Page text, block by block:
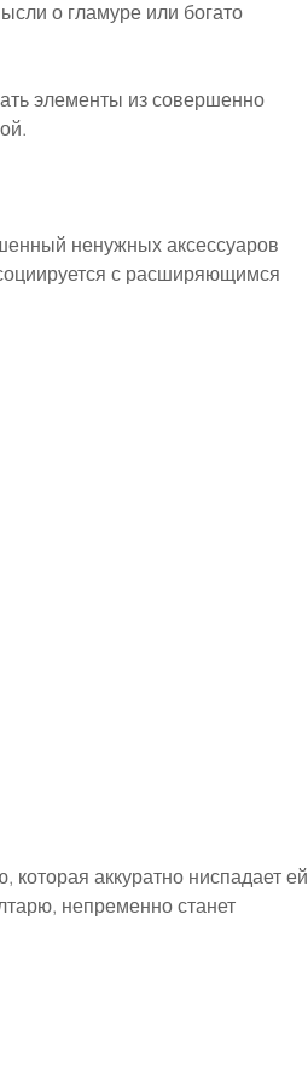
о гламуре или богато
элементы из совершенно
ненужных аксессуаров
с расширяющимся
аккуратно ниспадает ей
непременно станет